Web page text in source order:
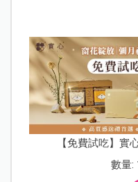
【免費試吃】實
數量: